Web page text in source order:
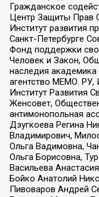
Гражданское
Центр Защиты Прав
Институт развития
Санкт-Петербурге
Фонд поддержки
Человек и Закон,
наследия
агентство МЕМО. РУ,
Институт Развития
Женсовет,
антимонопольная
Дзугкоева Регина
Владимирович,
Ольга Вадимовна,
Ольга Борисовна,
Васильева
Бойко Анатолий
Пивоваров Андрей